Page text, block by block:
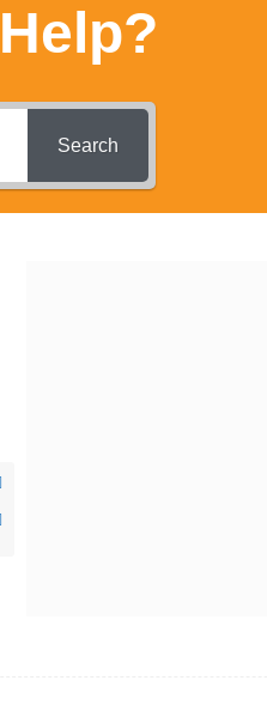
Search